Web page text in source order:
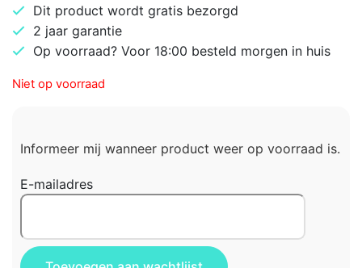
Dit product wordt gratis bezorgd
2 jaar garantie
Op voorraad? Voor 18:00 besteld morgen in huis
Niet op voorraad
Informeer mij wanneer product weer op voorraad is.
E-mailadres